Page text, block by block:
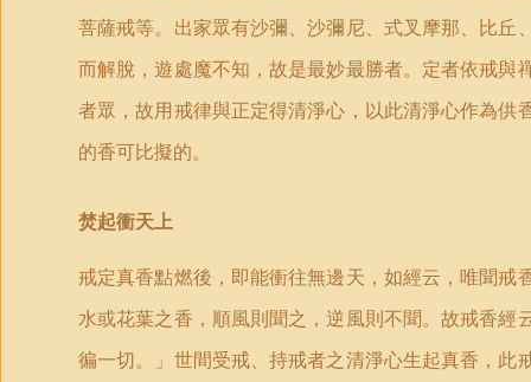
菩薩戒等。出家眾有沙彌、沙彌尼、式叉摩那、比
而解脫，遊處魔不知，故是最妙最勝者。定者依戒
者眾，故用戒律與正定得清淨心，以此清淨心作為
的香可比擬的。
焚起衝天上
戒定真香點燃後，即能衝往無邊天，如經云，唯聞
水或花葉之香，順風則聞之，逆風則不聞。故戒香
徧一切。」世間受戒、持戒者之清淨心生起真香，